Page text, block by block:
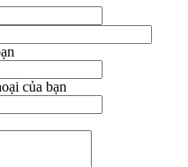
của bạn